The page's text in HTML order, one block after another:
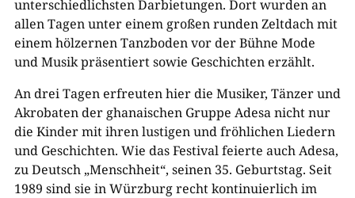
unterschiedlichsten Darbietungen. Dort wurden an
allen Tagen unter einem großen runden Zeltdach mit
einem hölzernen Tanzboden vor der Bühne Mode
und Musik präsentiert sowie Geschichten erzählt.
An drei Tagen erfreuten hier die Musiker, Tänzer und
Akrobaten der ghanaischen Gruppe Adesa nicht nur
die Kinder mit ihren lustigen und fröhlichen Liedern
und Geschichten. Wie das Festival feierte auch Adesa,
zu Deutsch „Menschheit“, seinen 35. Geburtstag. Seit
1989 sind sie in Würzburg recht kontinuierlich im